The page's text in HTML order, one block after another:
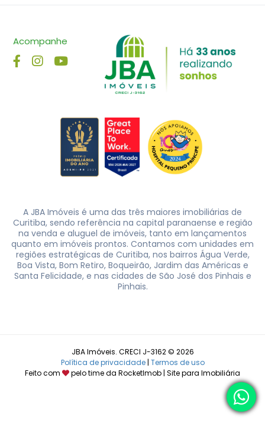
Acompanhe
A JBA Imóveis é uma das três maiores imobiliárias de
Curitiba, sendo referência na capital paranaense e região
na venda e aluguel de imóveis, tanto em lançamentos
quanto em imóveis prontos. Contamos com unidades em
regiões estratégicas de Curitiba, nos bairros Água Verde,
Boa Vista, Bom Retiro, Boqueirão, Jardim das Américas e
Santa Felicidade, e nas cidades de São José dos Pinhais e
Pinhais.
JBA Imóveis. CRECI J-3162 © 2026
Política de privacidade| Termos de uso
Feito com
pelo time da RocketImob | Site para Imobiliária